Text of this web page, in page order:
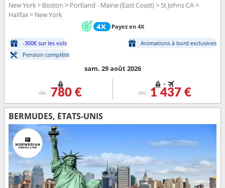
New York > Boston > Portland - Maine (East Coast) > St Johns CA >
Halifax > New York
Payez en 4X
-300€ sur les vols
Animations à bord exclusives
Pension complète
sam. 29 août 2026
dès 780 €
+
dès 1 437 €
BERMUDES, ÉTATS-UNIS